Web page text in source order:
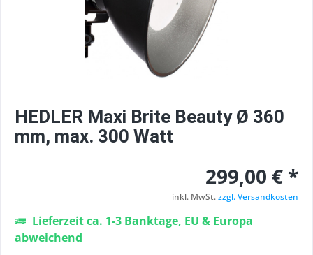
HEDLER Maxi Brite Beauty Ø 360
mm, max. 300 Watt
299,00 € *
inkl. MwSt.zzgl. Versandkosten
Lieferzeit ca. 1-3 Banktage, EU & Europa
abweichend